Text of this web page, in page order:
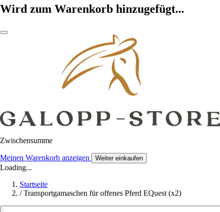
Wird zum Warenkorb hinzugefügt...
Zwischensumme
Meinen Warenkorb anzeigen Weiter einkaufen
Loading...
Startseite
/ Transportgamaschen für offenes Pferd EQuest (x2)